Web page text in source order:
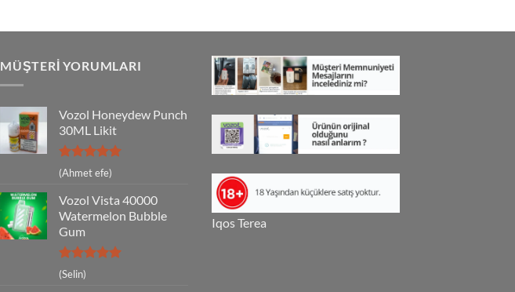
MÜŞTERI YORUMLARI
Vozol Honeydew Punch
30ML Likit
5 üzerinden
5
(Ahmet efe)
Vozol Vista 40000
Watermelon Bubble
Gum
5 üzerinden
5
oy aldı
(Selin)
Iqos Terea